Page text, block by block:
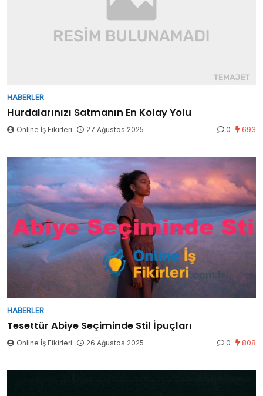
HABERLER
Hurdalarınızı Satmanın En Kolay Yolu
Online İş Fikirleri 27 Ağustos 2025 0 693
HABERLER
Tesettür Abiye Seçiminde Stil İpuçları
Online İş Fikirleri 26 Ağustos 2025 0 808